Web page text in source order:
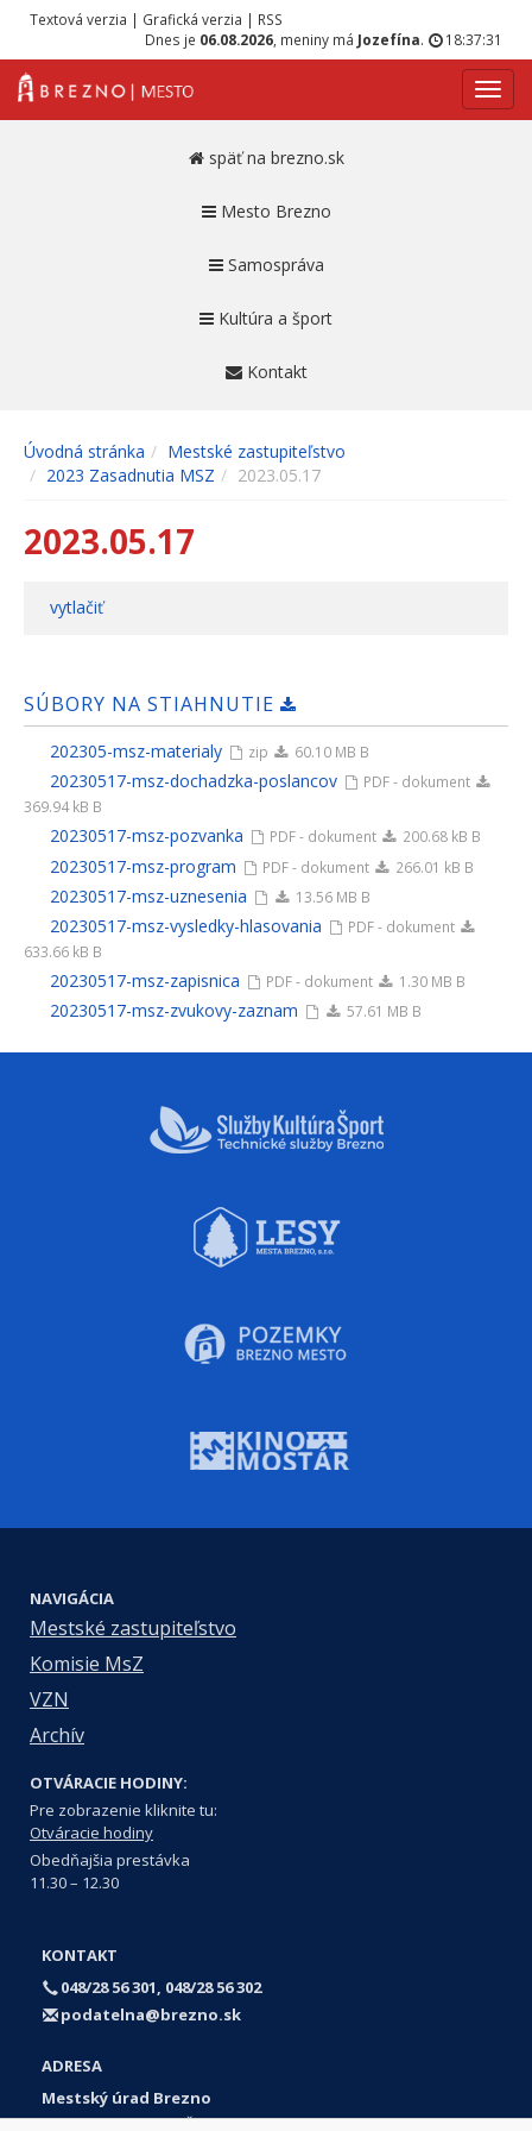
Textová verzia | Grafická verzia | RSS
Dnes je 06.08.2026 , meniny má Jozefína. 18:37:31
späť na brezno.sk
Mesto Brezno
Samospráva
Kultúra a šport
Kontakt
Úvodná stránka
Mestské zastupiteľstvo
2023 Zasadnutia MSZ
2023.05.17
2023.05.17
vytlačiť
SÚBORY NA STIAHNUTIE
202305-msz-materialy zip 60.10 MB B
20230517-msz-dochadzka-poslancov
PDF - dokument
369.94 kB B
20230517-msz-pozvanka PDF - dokument 200.68 kB B
20230517-msz-program PDF - dokument 266.01 kB B
20230517-msz-uznesenia 13.56 MB B
20230517-msz-vysledky-hlasovania
PDF - dokument
633.66 kB B
20230517-msz-zapisnica PDF - dokument 1.30 MB B
20230517-msz-zvukovy-zaznam 57.61 MB B
NAVIGÁCIA
Mestské zastupiteľstvo
Komisie MsZ
VZN
Archív
OTVÁRACIE HODINY:
Pre zobrazenie kliknite tu:
Otváracie hodiny
Obedňajšia prestávka
11.30 – 12.30
KONTAKT
048/28 56 301, 048/28 56 302
podatelna@brezno.sk
ADRESA
Mestský úrad Brezno
Námestie gen. M. R. Štefánika 1